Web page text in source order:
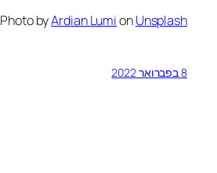
Photo byArdian LumionUnsplash
8 בפברואר 2022